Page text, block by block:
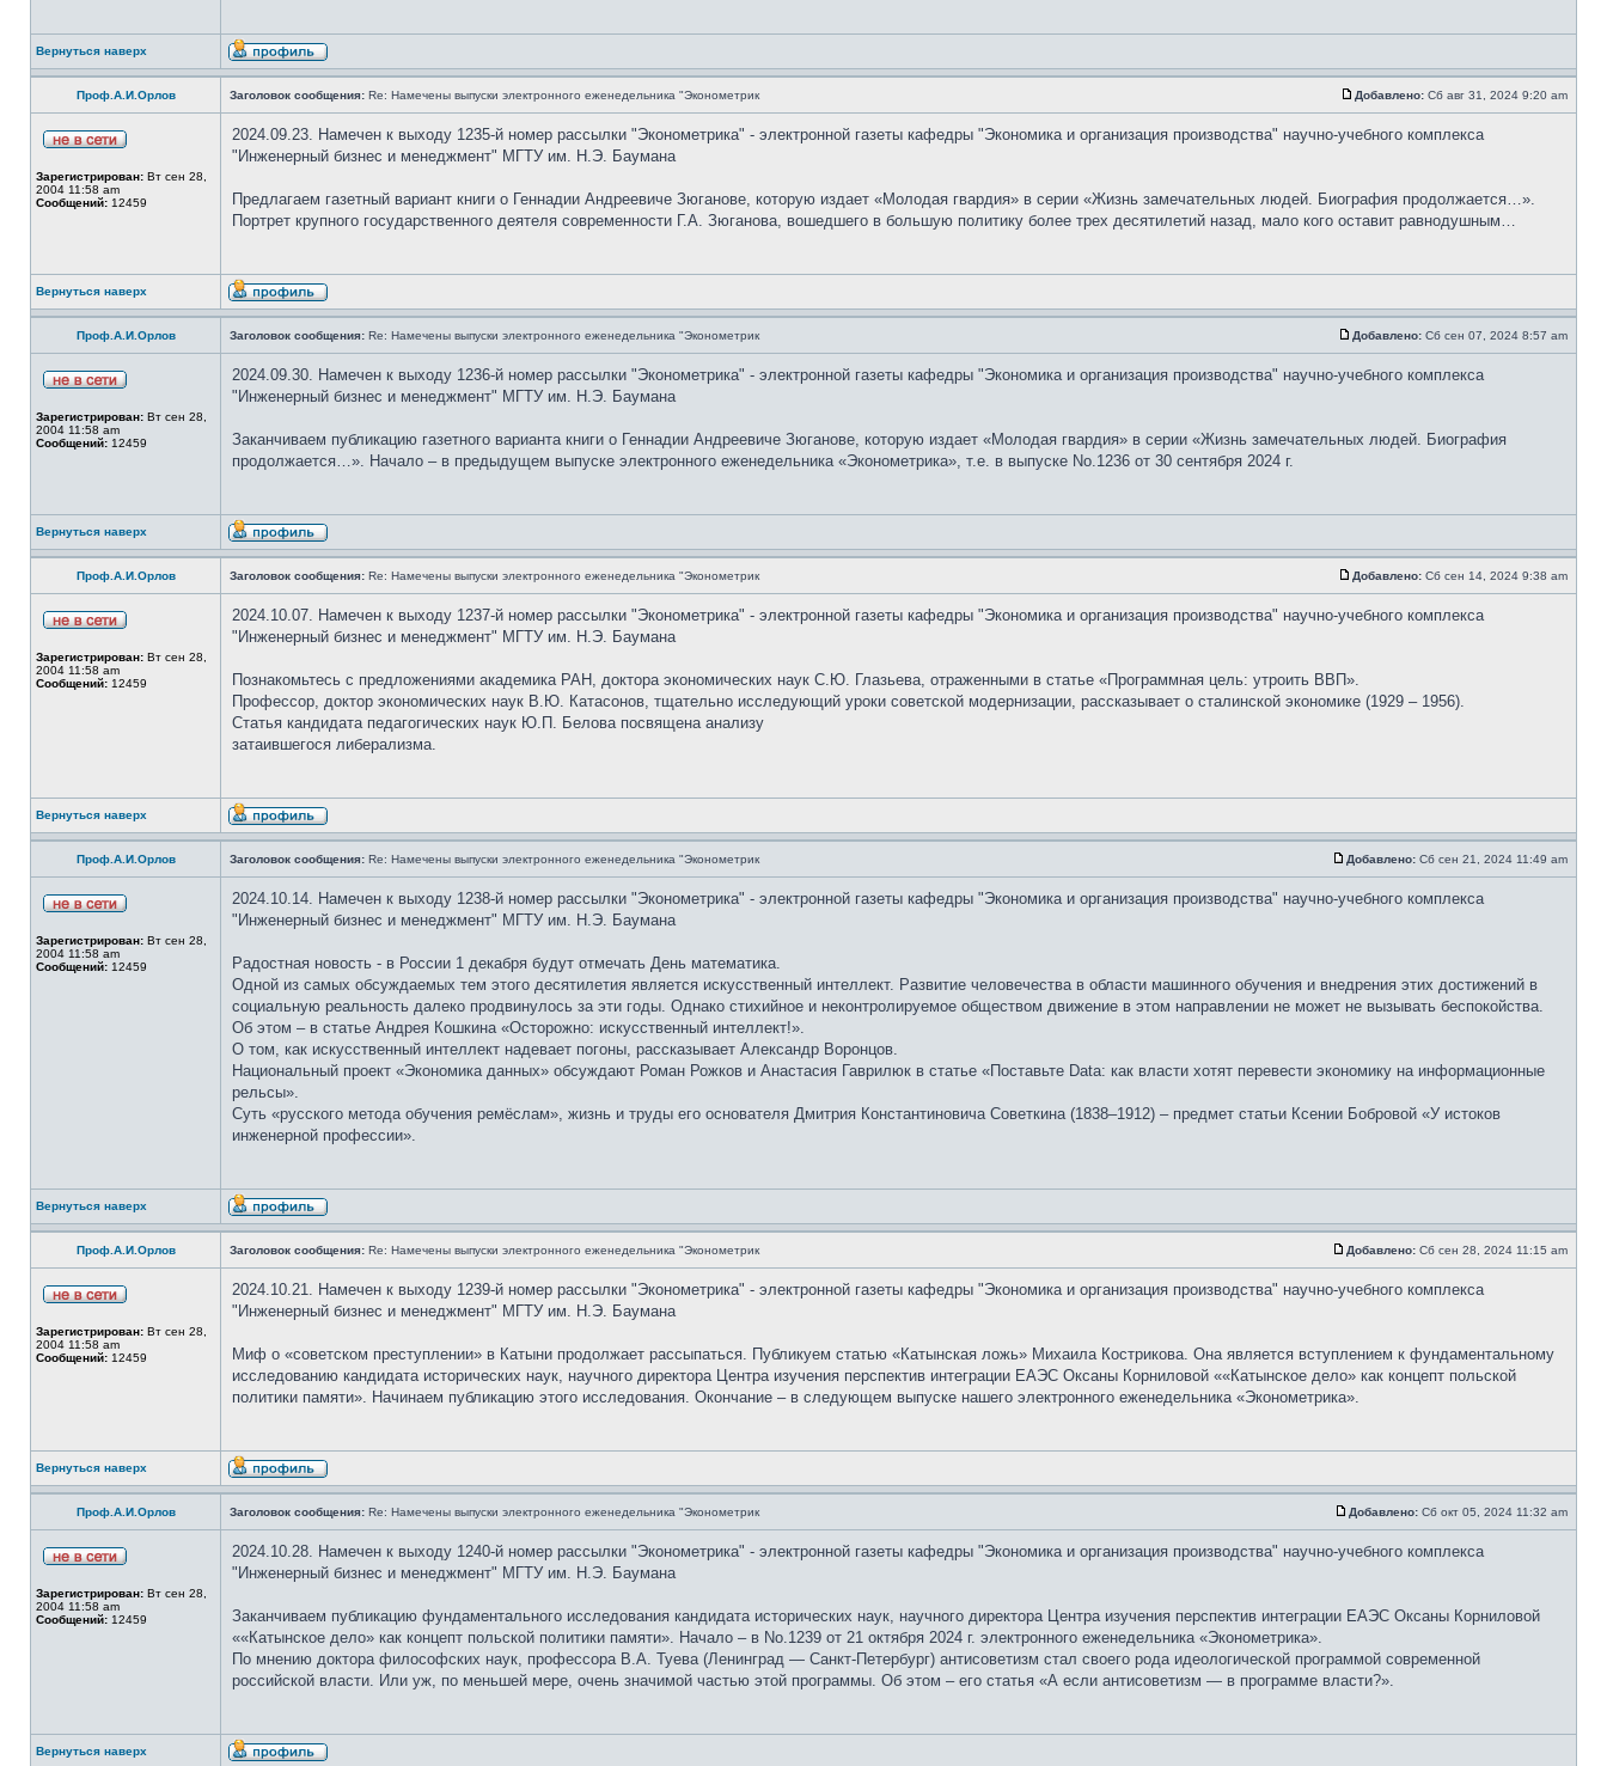
Вернуться наверх
Проф.А.И.Орлов Заголовок сообщения: Re: Намечены выпуски электронного еженедельника "Эконометрик Добавлено: Сб авг 31, 2024 9:20 am
Зарегистрирован: Вт сен 28,
2004 11:58 am
Сообщений: 12459
2024.09.23. Намечен к выходу 1235-й номер рассылки "Эконометрика" - электронной газеты кафедры "Экономика и организация производства" научно-учебного комплекса
"Инженерный бизнес и менеджмент" МГТУ им. Н.Э. Баумана
Предлагаем газетный вариант книги о Геннадии Андреевиче Зюганове, которую издает «Молодая гвардия» в серии «Жизнь замечательных людей. Биография продолжается…».
Портрет крупного государственного деятеля современности Г.А. Зюганова, вошедшего в большую политику более трех десятилетий назад, мало кого оставит равнодушным…
Вернуться наверх
Проф.А.И.Орлов Заголовок сообщения: Re: Намечены выпуски электронного еженедельника "Эконометрик Добавлено: Сб сен 07, 2024 8:57 am
Зарегистрирован: Вт сен 28,
2004 11:58 am
Сообщений: 12459
2024.09.30. Намечен к выходу 1236-й номер рассылки "Эконометрика" - электронной газеты кафедры "Экономика и организация производства" научно-учебного комплекса
"Инженерный бизнес и менеджмент" МГТУ им. Н.Э. Баумана
Заканчиваем публикацию газетного варианта книги о Геннадии Андреевиче Зюганове, которую издает «Молодая гвардия» в серии «Жизнь замечательных людей. Биография
продолжается…». Начало – в предыдущем выпуске электронного еженедельника «Эконометрика», т.е. в выпуске No.1236 от 30 сентября 2024 г.
Вернуться наверх
Проф.А.И.Орлов Заголовок сообщения: Re: Намечены выпуски электронного еженедельника "Эконометрик Добавлено: Сб сен 14, 2024 9:38 am
Зарегистрирован: Вт сен 28,
2004 11:58 am
Сообщений: 12459
2024.10.07. Намечен к выходу 1237-й номер рассылки "Эконометрика" - электронной газеты кафедры "Экономика и организация производства" научно-учебного комплекса
"Инженерный бизнес и менеджмент" МГТУ им. Н.Э. Баумана
Познакомьтесь с предложениями академика РАН, доктора экономических наук С.Ю. Глазьева, отраженными в статье «Программная цель: утроить ВВП».
Профессор, доктор экономических наук В.Ю. Катасонов, тщательно исследующий уроки советской модернизации, рассказывает о сталинской экономике (1929 – 1956).
Статья кандидата педагогических наук Ю.П. Белова посвящена анализу
затаившегося либерализма.
Вернуться наверх
Проф.А.И.Орлов Заголовок сообщения: Re: Намечены выпуски электронного еженедельника "Эконометрик Добавлено: Сб сен 21, 2024 11:49 am
Зарегистрирован: Вт сен 28,
2004 11:58 am
Сообщений: 12459
2024.10.14. Намечен к выходу 1238-й номер рассылки "Эконометрика" - электронной газеты кафедры "Экономика и организация производства" научно-учебного комплекса
"Инженерный бизнес и менеджмент" МГТУ им. Н.Э. Баумана
Радостная новость - в России 1 декабря будут отмечать День математика.
Одной из самых обсуждаемых тем этого десятилетия является искусственный интеллект. Развитие человечества в области машинного обучения и внедрения этих достижений в
социальную реальность далеко продвинулось за эти годы. Однако стихийное и неконтролируемое обществом движение в этом направлении не может не вызывать беспокойства.
Об этом – в статье Андрея Кошкина «Осторожно: искусственный интеллект!».
О том, как искусственный интеллект надевает погоны, рассказывает Александр Воронцов.
Национальный проект «Экономика данных» обсуждают Роман Рожков и Анастасия Гаврилюк в статье «Поставьте Data: как власти хотят перевести экономику на информационные
рельсы».
Суть «русского метода обучения ремёслам», жизнь и труды его основателя Дмитрия Константиновича Советкина (1838–1912) – предмет статьи Ксении Бобровой «У истоков
инженерной профессии».
Вернуться наверх
Проф.А.И.Орлов Заголовок сообщения: Re: Намечены выпуски электронного еженедельника "Эконометрик Добавлено: Сб сен 28, 2024 11:15 am
Зарегистрирован: Вт сен 28,
2004 11:58 am
Сообщений: 12459
2024.10.21. Намечен к выходу 1239-й номер рассылки "Эконометрика" - электронной газеты кафедры "Экономика и организация производства" научно-учебного комплекса
"Инженерный бизнес и менеджмент" МГТУ им. Н.Э. Баумана
Миф о «советском преступлении» в Катыни продолжает рассыпаться. Публикуем статью «Катынская ложь» Михаила Кострикова. Она является вступлением к фундаментальному
исследованию кандидата исторических наук, научного директора Центра изучения перспектив интеграции ЕАЭС Оксаны Корниловой ««Катынское дело» как концепт польской
политики памяти». Начинаем публикацию этого исследования. Окончание – в следующем выпуске нашего электронного еженедельника «Эконометрика».
Вернуться наверх
Проф.А.И.Орлов Заголовок сообщения: Re: Намечены выпуски электронного еженедельника "Эконометрик Добавлено: Сб окт 05, 2024 11:32 am
Зарегистрирован: Вт сен 28,
2004 11:58 am
Сообщений: 12459
2024.10.28. Намечен к выходу 1240-й номер рассылки "Эконометрика" - электронной газеты кафедры "Экономика и организация производства" научно-учебного комплекса
"Инженерный бизнес и менеджмент" МГТУ им. Н.Э. Баумана
Заканчиваем публикацию фундаментального исследования кандидата исторических наук, научного директора Центра изучения перспектив интеграции ЕАЭС Оксаны Корниловой
««Катынское дело» как концепт польской политики памяти». Начало – в No.1239 от 21 октября 2024 г. электронного еженедельника «Эконометрика».
По мнению доктора философских наук, профессора В.А. Туева (Ленинград — Санкт-Петербург) антисоветизм стал своего рода идеологической программой современной
российской власти. Или уж, по меньшей мере, очень значимой частью этой программы. Об этом – его статья «А если антисоветизм — в программе власти?».
Вернуться наверх